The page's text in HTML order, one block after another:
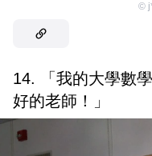
©
14. 「我的大學數
好的老師！」